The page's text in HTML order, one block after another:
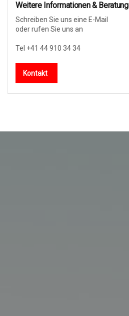
Weitere Informationen & Beratung
Schreiben Sie uns eine E-Mail
oder rufen Sie uns an
Tel +41 44 910 34 34
Kontakt